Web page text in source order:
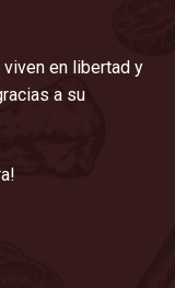
en libertad y
a su